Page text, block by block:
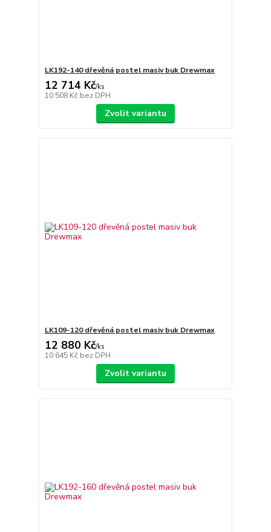
LK192-140 dřevěná postel masiv buk Drewmax
12 714 Kč/ks
10 508 Kč bez DPH
Zvolit variantu
LK109-120 dřevěná postel masiv buk Drewmax
12 880 Kč/ks
10 645 Kč bez DPH
Zvolit variantu